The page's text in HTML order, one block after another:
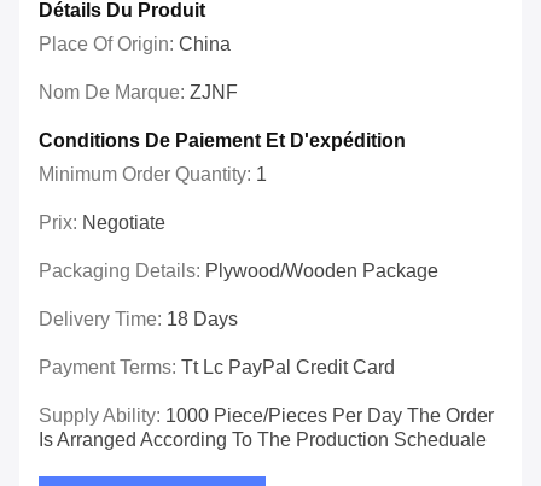
Détails Du Produit
Place Of Origin: China
Nom De Marque: ZJNF
Conditions De Paiement Et D'expédition
Minimum Order Quantity: 1
Prix: Negotiate
Packaging Details: Plywood/wooden Package
Delivery Time: 18 Days
Payment Terms: Tt Lc PayPal Credit Card
Supply Ability: 1000 Piece/Pieces Per Day The Order
Is Arranged According To The Production Scheduale